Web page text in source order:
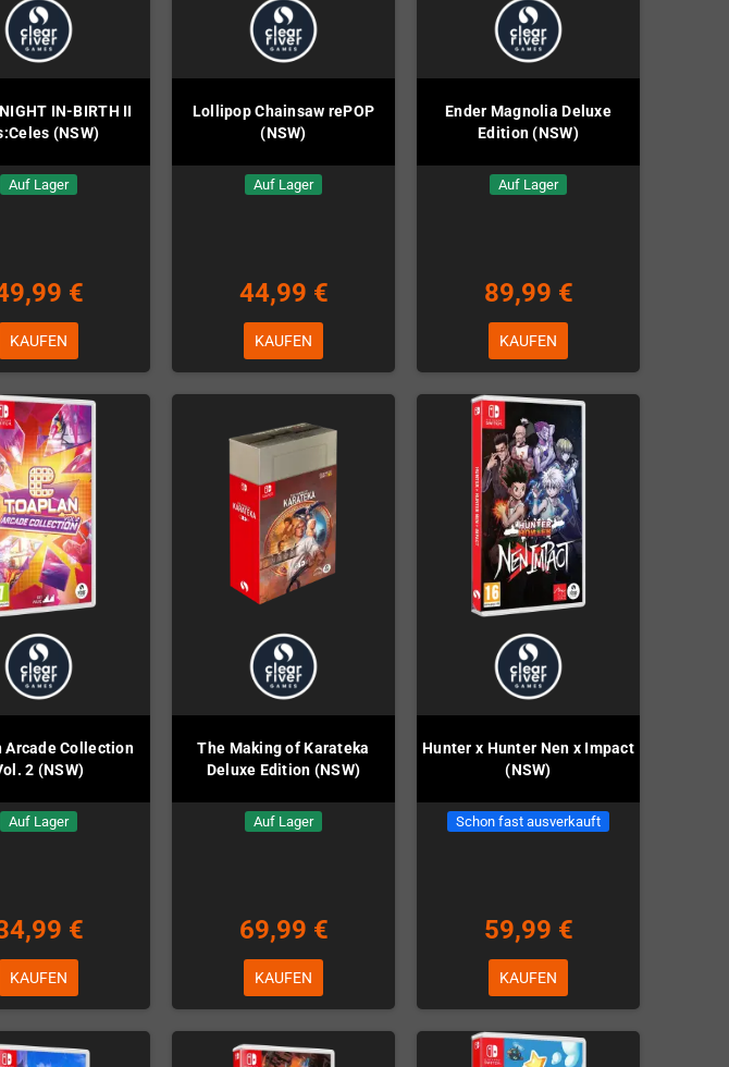
IN-BIRTH II
(NSW)
Auf Lager
€
KAUFEN
Lollipop Chainsaw rePOP
(NSW)
Auf Lager
44,99 €
KAUFEN
Ender Magnolia Deluxe
Edition (NSW)
Auf Lager
89,99 €
KAUFEN
Arcade Collection
2 (NSW)
Auf Lager
€
KAUFEN
The Making of Karateka
Deluxe Edition (NSW)
Auf Lager
69,99 €
KAUFEN
Hunter x Hunter Nen x Impact
(NSW)
Schon fast ausverkauft
59,99 €
KAUFEN